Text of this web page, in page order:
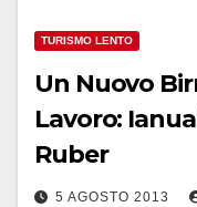
TURISMO LENTO
Un Nuovo
Lavoro:
Ruber
5 AGOSTO 2013